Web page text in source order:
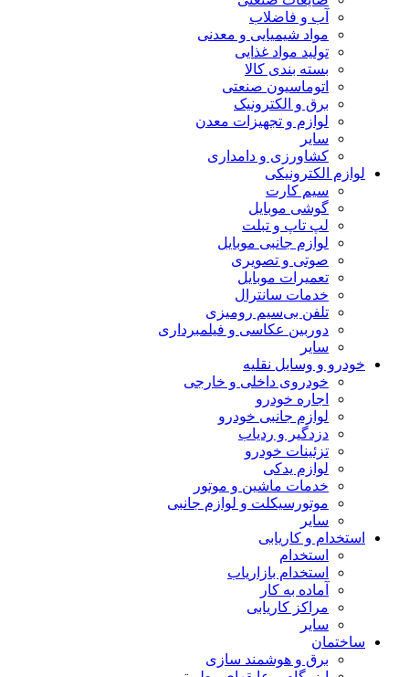
آب و فاضلاب
مواد شیمیایی و معدنی
تولید مواد غذایی
بسته بندی کالا
اتوماسیون صنعتی
برق و الکترونیک
لوازم و تجهیزات معدن
سایر
کشاورزی و دامداری
لوازم الکترونیکی
سیم کارت
گوشی موبایل
لپ تاپ و تبلت
لوازم جانبی موبایل
صوتی و تصویری
تعمیرات موبایل
خدمات سانترال
تلفن بی‌سیم رومیزی
دوربین عکاسی و فیلمبرداری
سایر
خودرو و وسایل نقلیه
خودروی داخلی و خارجی
اجاره خودرو
لوازم جانبی خودرو
دزدگیر و ردیاب
تزئینات خودرو
لوازم یدکی
خدمات ماشین و موتور
موتورسیکلت و لوازم جانبی
سایر
استخدام و کاریابی
استخدام
استخدام بازاریاب
آماده به کار
مراکز کاریابی
سایر
ساختمان
برق و هوشمند سازی